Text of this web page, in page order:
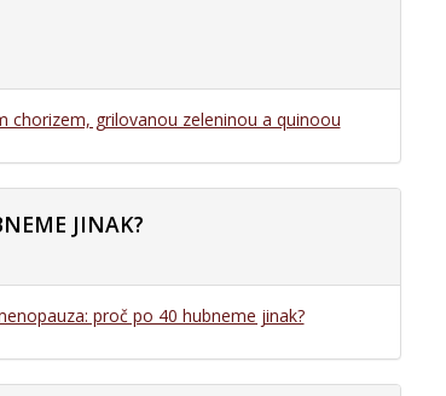
chorizem, grilovanou zeleninou a quinoou
JINAK?
proč po 40 hubneme jinak?